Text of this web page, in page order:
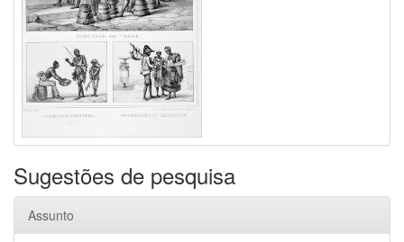
Sugestões de pesquisa
Assunto